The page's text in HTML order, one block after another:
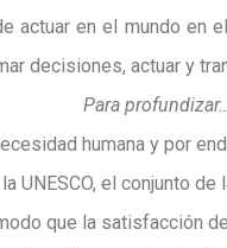
actuar en el mundo en
decisiones, actuar y
Para profundizar…
humana y por
UNESCO, el conjunto
que la satisfacción